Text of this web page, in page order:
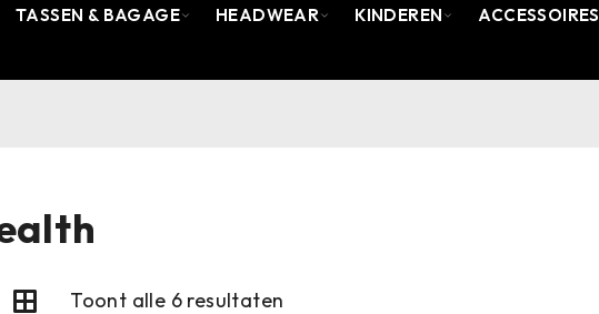
TASSEN & BAGAGE HEADWEAR KINDEREN ACCESSOIRES
Toont alle 6 resultaten